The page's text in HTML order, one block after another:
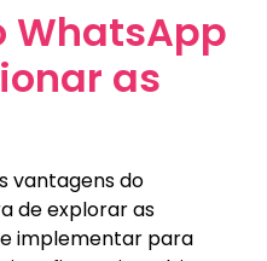
WhatsApp
as
vantagens do
de explorar as
implementar para